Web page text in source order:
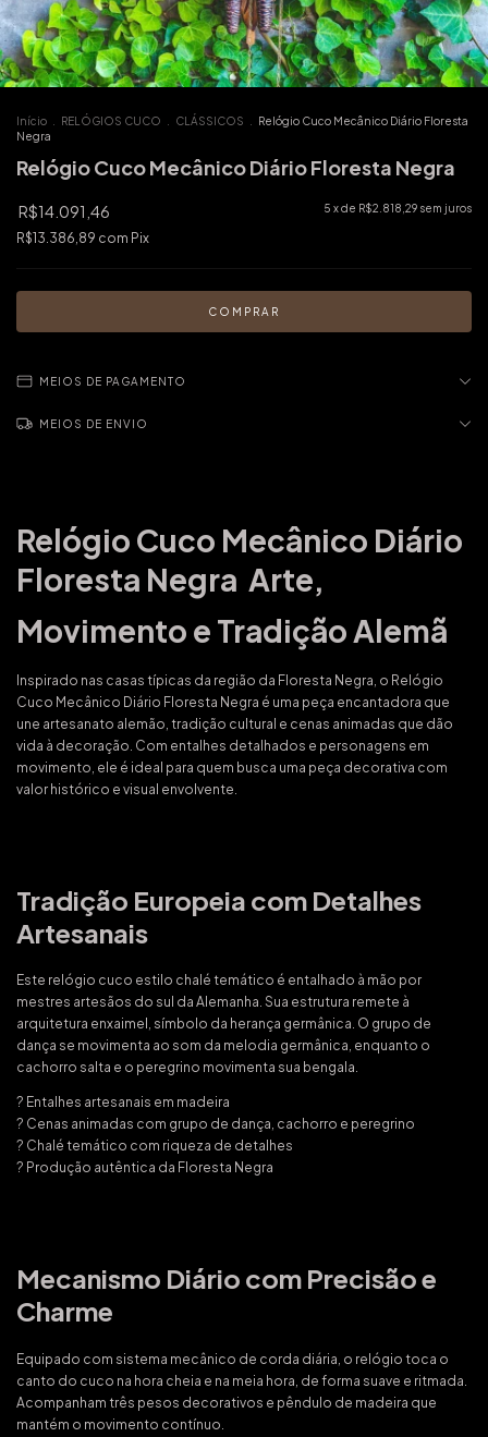
Início RELÓGIOS CUCO CLÁSSICOS
Relógio Cuco Mecânico Diário Floresta
Negra
Relógio Cuco Mecânico Diário Floresta Negra
R$14.091,46 5 x de R$2.818,29 sem juros
R$13.386,89 com Pix
MEIOS DE PAGAMENTO
MEIOS DE ENVIO
Relógio Cuco Mecânico Diário
Floresta Negra  Arte,
Movimento e Tradição Alemã
Inspirado nas casas típicas da região da Floresta Negra, o Relógio
Cuco Mecânico Diário Floresta Negra é uma peça encantadora que
une artesanato alemão, tradição cultural e cenas animadas que dão
vida à decoração. Com entalhes detalhados e personagens em
movimento, ele é ideal para quem busca uma peça decorativa com
valor histórico e visual envolvente.
Tradição Europeia com Detalhes
Artesanais
Este relógio cuco estilo chalé temático é entalhado à mão por
mestres artesãos do sul da Alemanha. Sua estrutura remete à
arquitetura enxaimel, símbolo da herança germânica. O grupo de
dança se movimenta ao som da melodia germânica, enquanto o
cachorro salta e o peregrino movimenta sua bengala.
? Entalhes artesanais em madeira
? Cenas animadas com grupo de dança, cachorro e peregrino
? Chalé temático com riqueza de detalhes
? Produção autêntica da Floresta Negra
Mecanismo Diário com Precisão e
Charme
Equipado com sistema mecânico de corda diária, o relógio toca o
canto do cuco na hora cheia e na meia hora, de forma suave e ritmada.
Acompanham três pesos decorativos e pêndulo de madeira que
mantém o movimento contínuo.